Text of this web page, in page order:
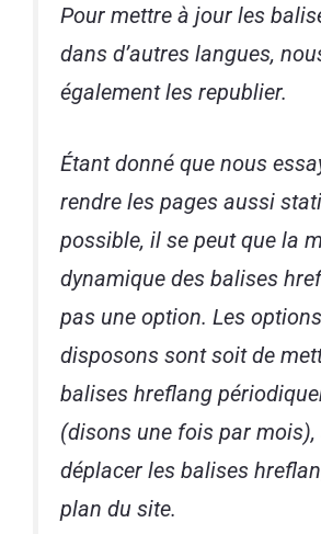
Pour mettre à jour les
dans d’autres langues,
également les republier.
Étant donné que nous
rendre les pages aussi
possible, il se peut que la
dynamique des balises
pas une option. Les
disposons sont soit de
balises hreflang
(disons une fois par mois),
déplacer les balises
plan du site.